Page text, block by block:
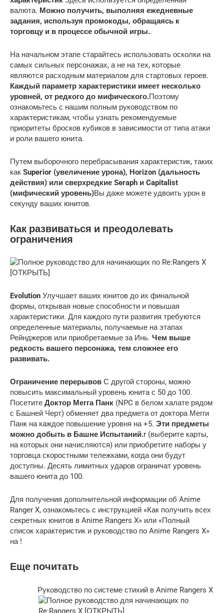
валюта. Можно получить, выполняя ежедневные
задания, используя промокоды, обращаясь к
торговцу и в процессе обычной игры..
На начальном этапе старайтесь использовать осколки на
самых сильных персонажах, а не на тех, которые
являются расходным материалом для стартовых героев.
Каждый параметр характеристики имеет несколько
уровней, от редкого до мифического.Поэтому
ознакомьтесь с нашим полным руководством по
характеристикам, чтобы узнать рекомендуемые
приоритеты бросков кубиков в зависимости от типа атаки
и роли вашего юнита.
Путем выборочного перебрасывания характеристик, таких
как Superior (увеличение урона), Horizon (дальность
действия) или сверхредкие Seraph и Capitalist
(мифический уровень)Вы даже можете удвоить урон в
секунду ваших юнитов.
Как развиваться и преодолевать
ограничения
Evolution Улучшает ваших юнитов до их финальной
формы, открывая новые способности и повышая
характеристики. Для каждого пути развития требуются
определенные материалы, получаемые на этапах
Рейнджеров или приобретаемые за Инь. Чем выше
редкость вашего персонажа, тем сложнее его
развивать.
Ограничение перерывов С другой стороны, можно
повысить максимальный уровень юнита с 50 до 100.
Посетите Доктор Мегга Панк (NPC в белом халате рядом
с Башней Черт) обменяет два предмета от доктора Мегги
Панк на каждое повышение уровня на +5. Эти предметы
можно добыть в Башне Испытаний.r (выберите карты,
на которых они начисляются) или приобретите наборы у
торговца скоростными тележками, когда они будут
доступны. Десять лимитных ударов ограничат уровень
вашего юнита до 100.
Для получения дополнительной информации об Anime
Ranger X, ознакомьтесь с инструкцией «Как получить всех
секретных юнитов в Anime Rangers X» или «Полный
список характеристик и руководство по Anime Rangers X»
на !
Еще почитать
Руководство по системе стихий в Anime Rangers X